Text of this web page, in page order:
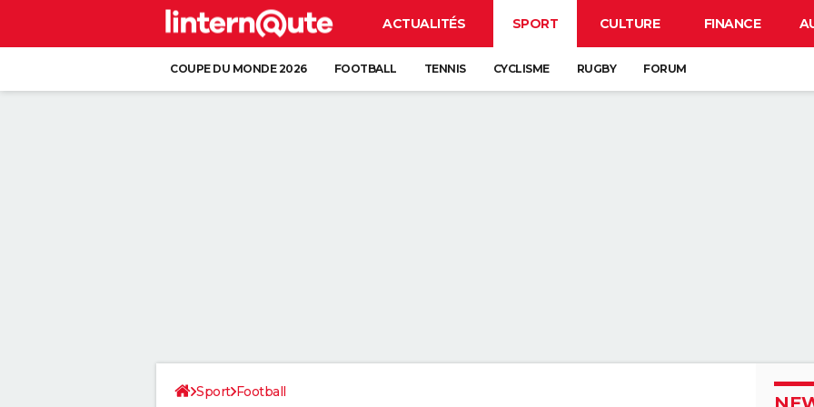
ACTUALITÉS SPORT CULTURE FINANCE
COUPE DU MONDE 2026 FOOTBALL TENNIS CYCLISME RUGBY FORUM
Sport Football